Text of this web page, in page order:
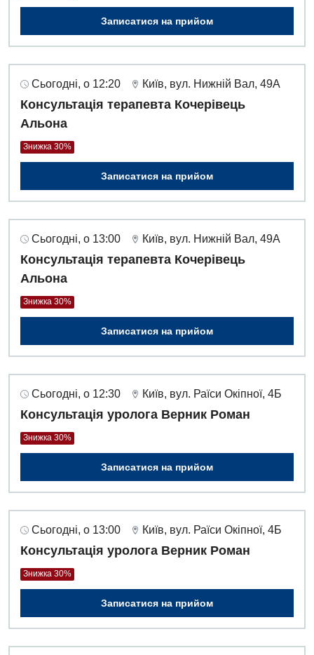
Дитяча ендокринологія
Дитяча кардіоревматологія
Дитяча неврологія
Дитяча ортопедія і травматологія
Дитяча офтальмологія
Дитяча урологія
Дитяча хірургія
Педіатрія
Записатися на прийом
Сьогодні, о 12:20 Київ, вул. Нижній Вал, 49А
Консультація терапевта Кочерівець
Альона
Знижка 30%
Записатися на прийом
Сьогодні, о 13:00 Київ, вул. Нижній Вал, 49А
Консультація терапевта Кочерівець
Альона
Знижка 30%
Записатися на прийом
Сьогодні, о 12:30 Київ, вул. Раїси Окіпної, 4Б
Консультація уролога Верник Роман
Знижка 30%
Записатися на прийом
Сьогодні, о 13:00 Київ, вул. Раїси Окіпної, 4Б
Консультація уролога Верник Роман
Знижка 30%
Записатися на прийом